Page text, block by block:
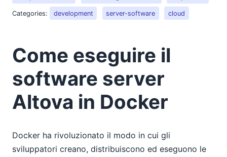
Categories: development server-software cloud
Come eseguire il
software server
Altova in Docker
Docker ha rivoluzionato il modo in cui gli
sviluppatori creano, distribuiscono ed eseguono le